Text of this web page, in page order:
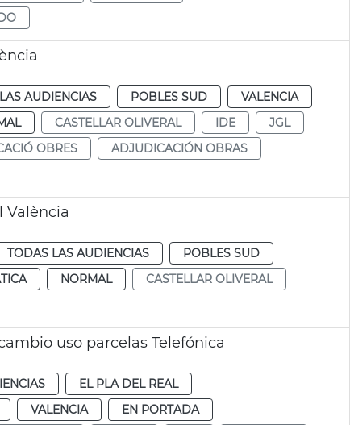
AUDIENCIAS POBLES SUD
VALENCIA
CASTELLAR OLIVERAL IDE
JGL
OBRES
ADJUDICACIÓN OBRAS
València
TODAS LAS AUDIENCIAS
POBLES SUD
NORMAL
CASTELLAR OLIVERAL
uso parcelas Telefónica
EL PLA DEL REAL
VALENCIA
EN PORTADA